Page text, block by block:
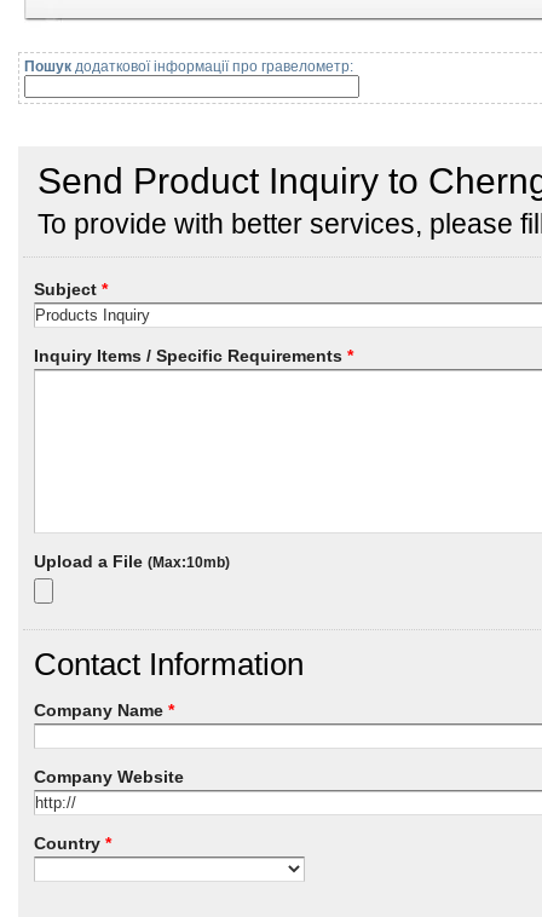
Пошук додаткової інформації про гравелометр: